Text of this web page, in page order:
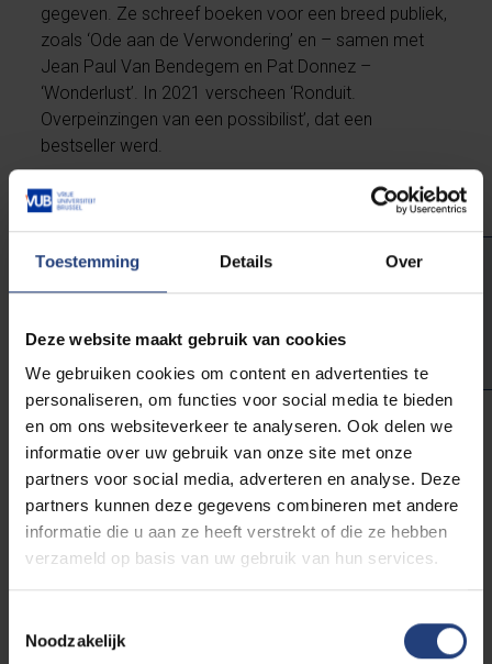
Toestemming Details Over
Deze website maakt gebruik van cookies
We gebruiken cookies om content en advertenties te
personaliseren, om functies voor social media te bieden
en om ons websiteverkeer te analyseren. Ook delen we
informatie over uw gebruik van onze site met onze
partners voor social media, adverteren en analyse. Deze
partners kunnen deze gegevens combineren met andere
informatie die u aan ze heeft verstrekt of die ze hebben
verzameld op basis van uw gebruik van hun services.
Noodzakelijk
gegeven. Ze schreef boeken voor een breed publiek,
zoals ‘Ode aan de Verwondering’ en – samen met
Jean Paul Van Bendegem en Pat Donnez –
‘Wonderlust’. In 2021 verscheen ‘Ronduit.
Overpeinzingen van een possibilist’, dat een
bestseller werd.
De Tijd
10 februari 2018